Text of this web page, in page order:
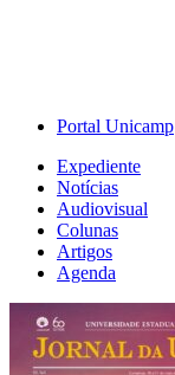
Portal Unicamp
Expediente
Notícias
Audiovisual
Colunas
Artigos
Agenda